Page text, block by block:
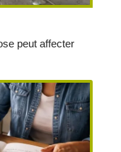
peut affecter